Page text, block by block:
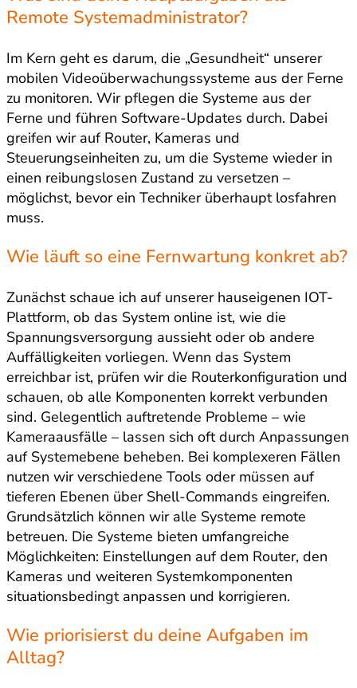
Remote Systemadministrator?
Im Kern geht es darum, die „Gesundheit“ unserer
mobilen Videoüberwachungssysteme aus der Ferne
zu monitoren. Wir pflegen die Systeme aus der
Ferne und führen Software-Updates durch. Dabei
greifen wir auf Router, Kameras und
Steuerungseinheiten zu, um die Systeme wieder in
einen reibungslosen Zustand zu versetzen –
möglichst, bevor ein Techniker überhaupt losfahren
muss.
Wie läuft so eine Fernwartung konkret ab?
Zunächst schaue ich auf unserer hauseigenen IOT-
Plattform, ob das System online ist, wie die
Spannungsversorgung aussieht oder ob andere
Auffälligkeiten vorliegen. Wenn das System
erreichbar ist, prüfen wir die Routerkonfiguration und
schauen, ob alle Komponenten korrekt verbunden
sind. Gelegentlich auftretende Probleme – wie
Kameraausfälle – lassen sich oft durch Anpassungen
auf Systemebene beheben. Bei komplexeren Fällen
nutzen wir verschiedene Tools oder müssen auf
tieferen Ebenen über Shell-Commands eingreifen.
Grundsätzlich können wir alle Systeme remote
betreuen. Die Systeme bieten umfangreiche
Möglichkeiten: Einstellungen auf dem Router, den
Kameras und weiteren Systemkomponenten
situationsbedingt anpassen und korrigieren.
Wie priorisierst du deine Aufgaben im
Alltag?